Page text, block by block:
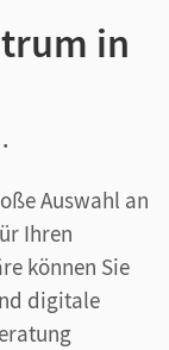
in
Auswahl an
Ihren
können Sie
digitale